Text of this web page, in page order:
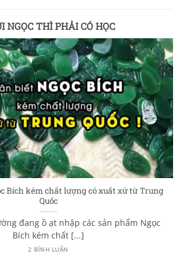
NGỌC THÌ PHẢI CÓ HỌC
Bích kém chất lượng có xuất xứ từ Trung
Quốc
đang ồ ạt nhập các sản phẩm Ngọc
Bích kém chất [...]
2 BÌNH LUẬN